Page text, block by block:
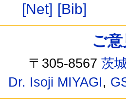
[Net] [Bib]
ご
〒305-8567茨
Dr. Isoji MIYAGI,